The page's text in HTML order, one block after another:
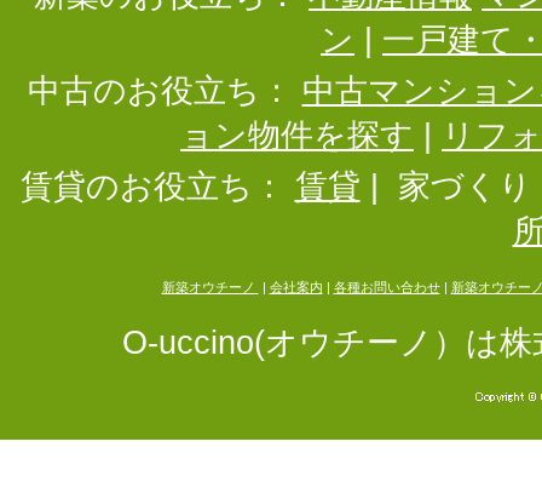
ン
一戸建て
中古のお役立ち：
中古マンショ
ョン物件を探す
リフ
賃貸のお役立ち：
賃貸
家づくり
新築オウチーノ 会社案内 各種お問い合わせ| 新築オウチー
O-uccino(オウチーノ）は